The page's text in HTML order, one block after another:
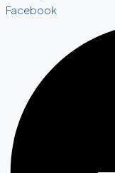
Facebook